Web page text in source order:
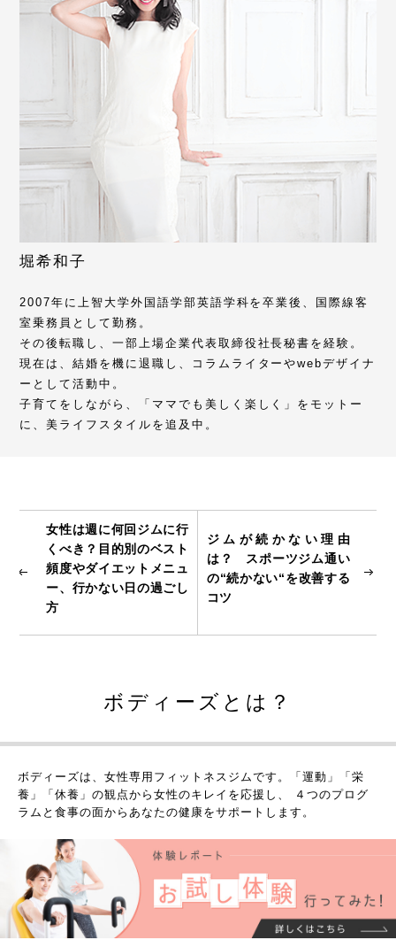
堀希和子
2007年に上智大学外国語学部英語学科を卒業後、国際線客
室乗務員として勤務。
その後転職し、一部上場企業代表取締役社長秘書を経験。
現在は、結婚を機に退職し、コラムライターやwebデザイナ
ーとして活動中。
子育てをしながら、「ママでも美しく楽しく」をモットー
に、美ライフスタイルを追及中。
女性は週に何回ジムに行
くべき？目的別のベスト
頻度やダイエットメニュ
ー、行かない日の過ごし
方
ジムが続かない理由
は？ スポーツジム通い
の“続かない“を改善する
コツ
ボディーズとは？
ボディーズは、女性専用フィットネスジムです。
「運動」「栄
養」「休養」の観点から女性のキレイを応援し、 ４つのプログ
ラムと食事の面からあなたの健康をサポートします。